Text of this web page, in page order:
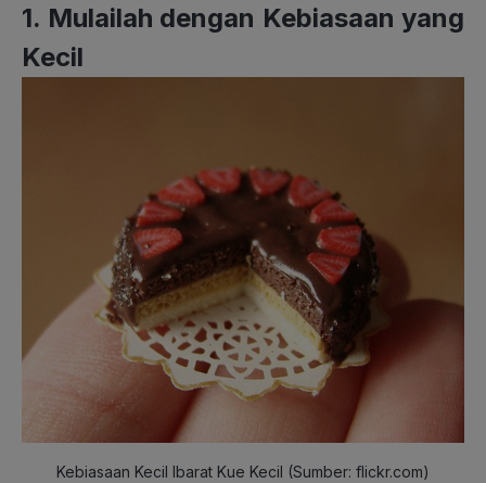
1. Mulailah dengan Kebiasaan yang
Kecil
Kebiasaan Kecil Ibarat Kue Kecil (Sumber: flickr.com)